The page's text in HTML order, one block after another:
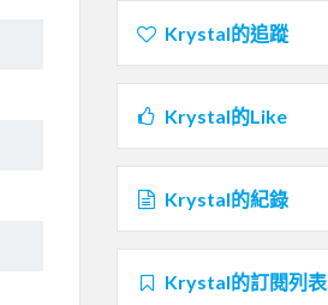
Krystal的追蹤
Krystal的Like
Krystal的紀錄
Krystal的訂閱列表